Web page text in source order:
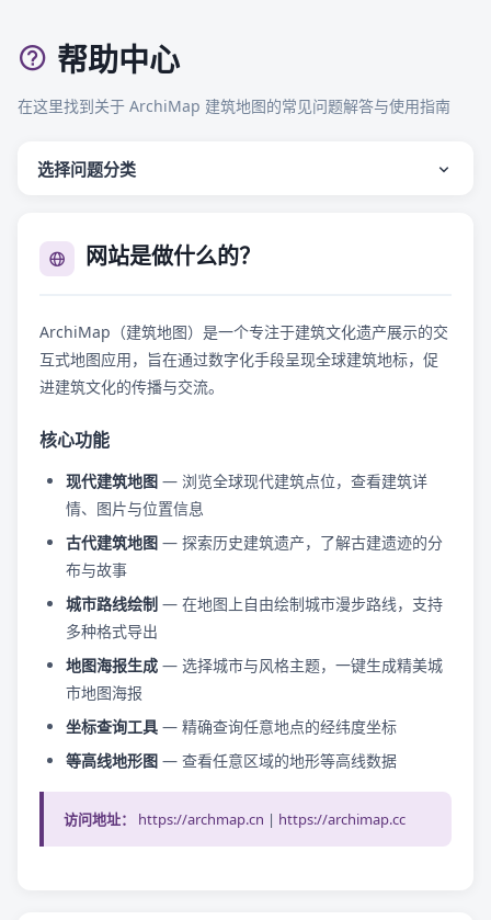
帮助中心
在这里找到关于 ArchiMap 建筑地图的常见问题解答与使用指南
选择问题分类
网站是做什么的？
ArchiMap（建筑地图）是一个专注于建筑文化遗产展示的交
互式地图应用，旨在通过数字化手段呈现全球建筑地标，促
进建筑文化的传播与交流。
核心功能
现代建筑地图 — 浏览全球现代建筑点位，查看建筑详
情、图片与位置信息
古代建筑地图 — 探索历史建筑遗产，了解古建遗迹的分
布与故事
城市路线绘制 — 在地图上自由绘制城市漫步路线，支持
多种格式导出
地图海报生成 — 选择城市与风格主题，一键生成精美城
市地图海报
坐标查询工具 — 精确查询任意地点的经纬度坐标
等高线地形图 — 查看任意区域的地形等高线数据
访问地址： https://archmap.cn | https://archimap.cc